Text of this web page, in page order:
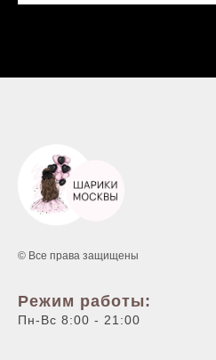
© Все права защищены
Режим работы:
Пн-Вс 8:00 - 21:00